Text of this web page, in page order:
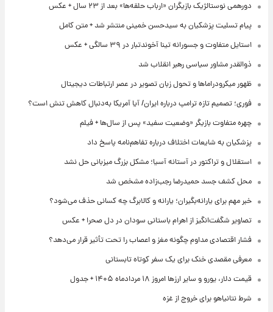
دورهمی نوستالژیک بازیگران «ارباب حلقه‌ها» بعد از ۲۳ سال + عکس
پیام تسلیت پزشکیان به سیدحسن خمینی منتشر شد + متن کامل
استایل متفاوت و جسورانه تینا آخوندتبار در ۳۹ سالگی + عکس
ذوالقدر مشاور سیاسی رهبر انقلاب شد
ظهور میکرودراماها و تحول زبان تصویر در عصر ارتباطات دیجیتال
فوری؛ تصمیم تازه ترامپ درباره ایران/ آیا آمریکا به‌دنبال کاهش تنش است؟
چهره متفاوت بازیگر «وضعیت سفید» پس از سال‌ها + فیلم
پزشکیان به شایعات اختلاف درباره تفاهم‌نامه پاسخ داد
استقلال و تراکتور در آستانه آسیا؛ مشکل بزرگ میزبانی حل نشد
محل کشف جسد حمیدرضا رجب‌زاده مشخص شد
خبر مهم برای یارانه‌بگیران؛ یارانه و کالابرگ چه کسانی حذف می‌شود؟
تصاویر شگفت‌انگیز از اهرام باستانی سودان در دل صحرا + عکس
فشار اقتصادی مداوم چگونه مغز و اعصاب را تحت تأثیر قرار می‌دهد؟
معرفی مقصدی خنک برای یک سفر کوتاه تابستانی
قیمت دلار، یورو و سایر ارزها امروز ۱۸ مردادماه ۱۴۰۵ + جدول
شرط نتانیاهو برای خروج از غزه